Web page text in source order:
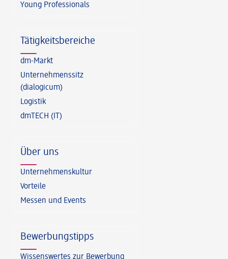
Young Professionals
Tätigkeitsbereiche
dm-Markt
Unternehmenssitz
(dialogicum)
Logistik
dmTECH (IT)
Über uns
Unternehmenskultur
Vorteile
Messen und Events
Bewerbungstipps
Wissenswertes zur Bewerbung